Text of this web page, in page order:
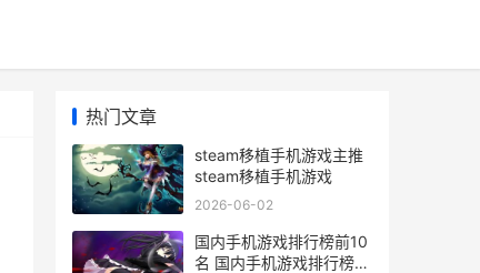
热门文章
steam移植手机游戏主推
steam移植手机游戏
2026-06-02
国内手机游戏排行榜前10
名 国内手机游戏排行榜前